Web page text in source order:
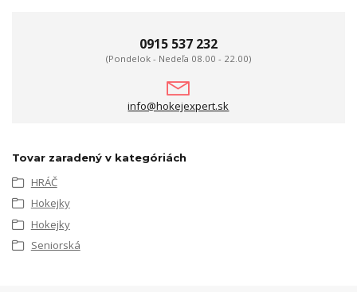
0915 537 232
(Pondelok - Nedeľa 08.00 - 22.00)
info@hokejexpert.sk
Tovar zaradený v kategóriách
HRÁČ
Hokejky
Hokejky
Seniorská